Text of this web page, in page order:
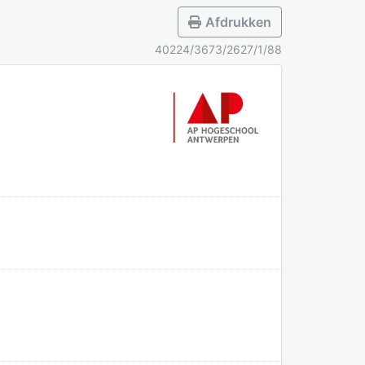
Afdrukken
40224/3673/2627/1/88